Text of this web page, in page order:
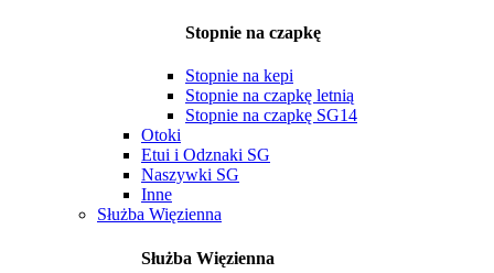
Stopnie na czapkę
Stopnie na kepi
Stopnie na czapkę letnią
Stopnie na czapkę SG14
Otoki
Etui i Odznaki SG
Naszywki SG
Inne
Służba Więzienna
Służba Więzienna